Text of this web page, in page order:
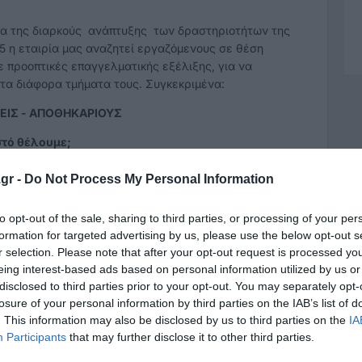
- Do Not Process My Personal Information
opt-out of the sale, sharing to third parties, or processing of your
for targeted advertising by us, please use the below opt-out
selection. Please note that after your opt-out request is processed
interest-based ads based on personal information utilized by us
to third parties prior to your opt-out. You may separately
of your personal information by third parties on the IAB’s list of
This information may also be disclosed by us to third parties on the
Participants that may further disclose it to other third parties.
της διαρκούς ανάπτυξης των δραστηριοτήτων της
η εταιρία μας αναζητεί εργαζόμενους σε θέση
προοπτικές επαγγελματικής εξέλιξης, για να
διάφορα τμήματα τους. Συγκεκριμένα:
- ΑΠΟΘΗΚΑΡΙΟΥΣ
θέλουμε;
βάση την σωστή εξυπηρέτηση των αναγκών των
και στήριξη των συνεργατών, έχοντας κοινό
εξυπηρέτηση.
βιογραφικού;
προσωπικότητα και άνεση στην επικοινωνία